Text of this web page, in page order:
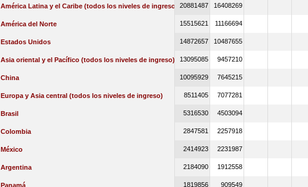
América Latina y el Caribe (todos los niveles de ingreso) 20881487 16408269
América del Norte 15515621 11166694
Estados Unidos 14872657 10487655
Asia oriental y el Pacífico (todos los niveles de ingreso) 13095085 9457210
China 10095929 7645215
Europa y Asia central (todos los niveles de ingreso) 8511405 7077281
Brasil 5316530 4503094
Colombia 2847581 2257918
México 2414923 2231987
Argentina 2184090 1912558
Panamá 1819856 909549